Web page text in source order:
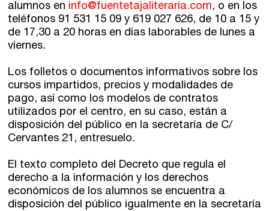
alumnos en info@fuentetajaliteraria.com, o en los
teléfonos 91 531 15 09 y 619 027 626, de 10 a 15 y
de 17,30 a 20 horas en días laborables de lunes a
viernes.
Los folletos o documentos informativos sobre los
cursos impartidos, precios y modalidades de
pago, así como los modelos de contratos
utilizados por el centro, en su caso, están a
disposición del público en la secretaría de C/
Cervantes 21, entresuelo.
El texto completo del Decreto que regula el
derecho a la información y los derechos
económicos de los alumnos se encuentra a
disposición del público igualmente en la secretaría